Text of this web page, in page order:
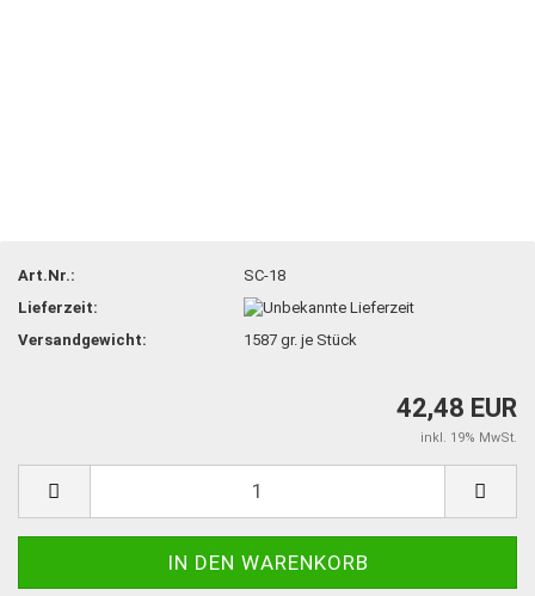
Art.Nr.:
SC-18
Lieferzeit:
Versandgewicht:
1587 gr. je Stück
42,48 EUR
inkl. 19% MwSt.